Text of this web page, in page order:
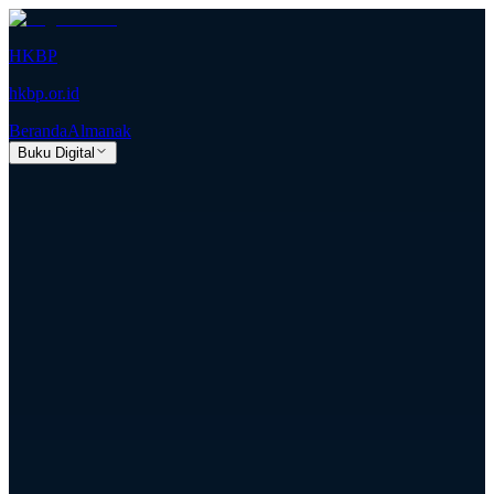
HKBP
hkbp.or.id
BerandaAlmanak
Buku Digital